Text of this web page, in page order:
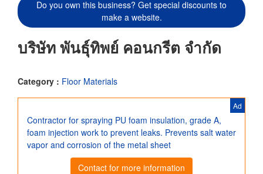
Do you own this business? Get special discounts to
make a website.
บริษัท พันธุ์ทิพย์ คอนกรีต จำกัด
Category : Floor Materials
Ad
Contractor for spraying PU foam insulation, grade A,
foam injection work to prevent leaks. Prevents salt water
vapor and corrosion of the metal sheet
Contact for more information